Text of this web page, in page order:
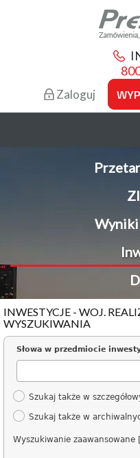
Zaloguj
INWESTYCJE - WOJ.
WYSZUKIWANIA
Słowa w przedmiocie
Szukaj także w
Szukaj także w
Wyszukiwanie zaawansowane